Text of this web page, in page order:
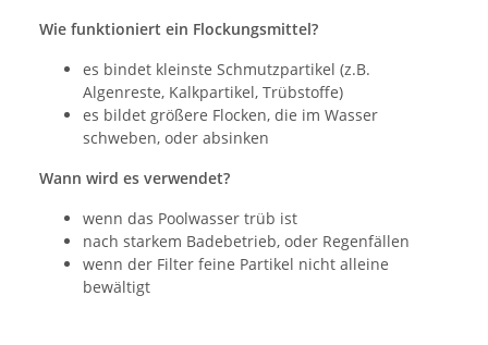
Wie funktioniert ein Flockungsmittel?
es bindet kleinste Schmutzpartikel (z.B.
Algenreste, Kalkpartikel, Trübstoffe)
es bildet größere Flocken, die im Wasser
schweben, oder absinken
Wann wird es verwendet?
wenn das Poolwasser trüb ist
nach starkem Badebetrieb, oder Regenfällen
wenn der Filter feine Partikel nicht alleine
bewältigt